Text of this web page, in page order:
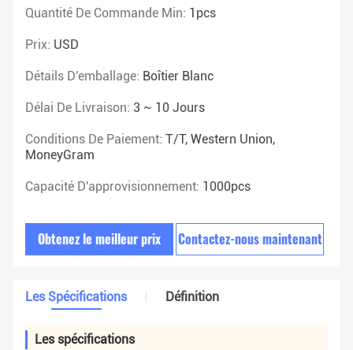
Quantité De Commande Min: 1pcs
Prix: USD
Détails D'emballage: Boîtier Blanc
Délai De Livraison: 3 ~ 10 Jours
Conditions De Paiement: T/T, Western Union,
MoneyGram
Capacité D'approvisionnement: 1000pcs
Obtenez le meilleur prix Contactez-nous maintenant
Les Spécifications Définition
Les spécifications